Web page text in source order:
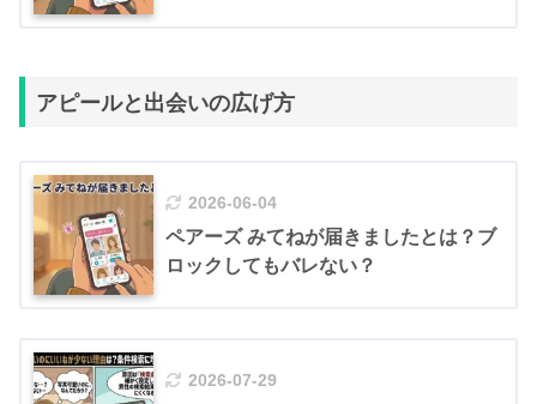
アピールと出会いの広げ方
2026-06-04
ペアーズ みてねが届きましたとは？ブ
ロックしてもバレない？
2026-07-29